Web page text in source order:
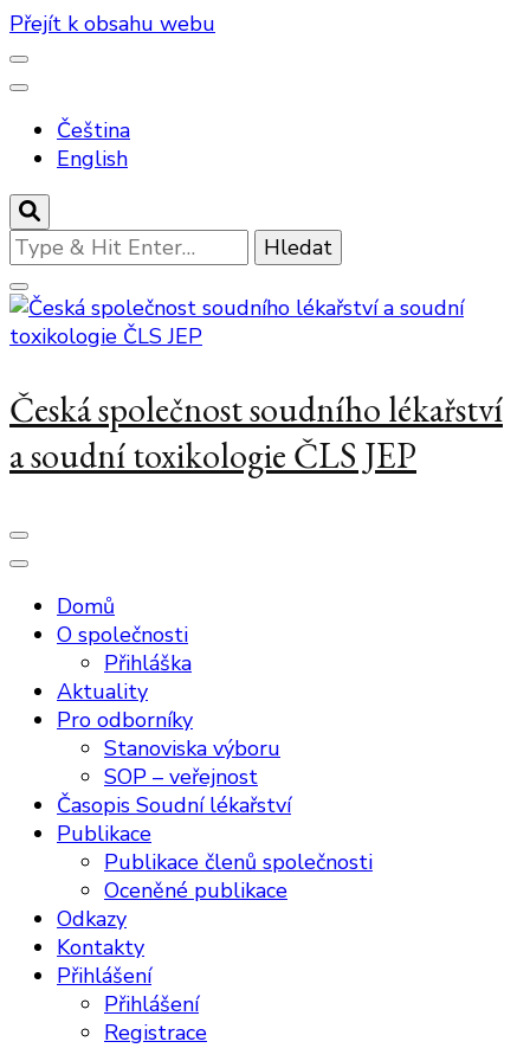
Přejít k obsahu webu
Čeština
English
Hledáte
něco
?
Česká společnost soudního lékařství
a soudní toxikologie ČLS JEP
Domů
O společnosti
Přihláška
Aktuality
Pro odborníky
Stanoviska výboru
SOP – veřejnost
Časopis Soudní lékařství
Publikace
Publikace členů společnosti
Oceněné publikace
Odkazy
Kontakty
Přihlášení
Přihlášení
Registrace